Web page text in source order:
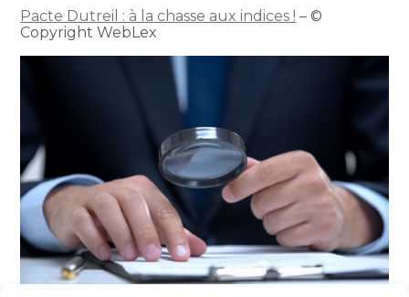
Pacte Dutreil : à la chasse aux indices ! – ©
Copyright WebLex